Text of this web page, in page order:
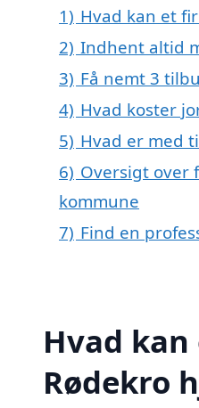
1) Hvad kan et
2) Indhent altid
3) Få nemt 3
4) Hvad koster
5) Hvad er med
6) Oversigt over
kommune
7) Find en
Hvad
Rødekro